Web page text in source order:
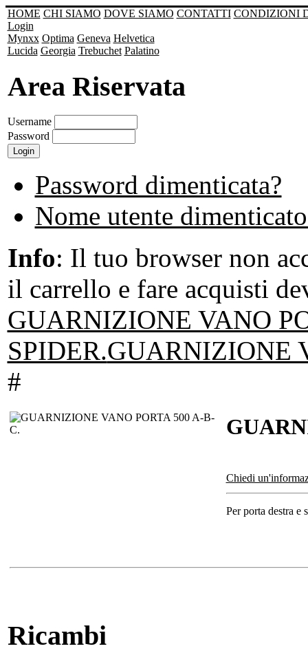
HOME CHI SIAMO DOVE SIAMO CONTATTI CONDIZIONI
Login
Mynxx Optima Geneva Helvetica
Lucida Georgia Trebuchet Palatino
Area Riservata
Username
Password
Password dimenticata?
Nome utente
Info: Il tuo browser non
il carrello e fare acquisti
GUARNIZIONE VANO
SPIDER.GUARNIZIONE
#
Chiedi
Per porta destra e
Ricambi